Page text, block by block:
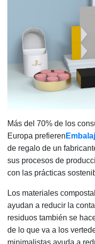
Más del 70% de los
Europa prefieren
de regalo de un
sus procesos de
con las prácticas
Los materiales
ayudan a reducir la
residuos también se
de lo que va a los
minimalistas ayuda a